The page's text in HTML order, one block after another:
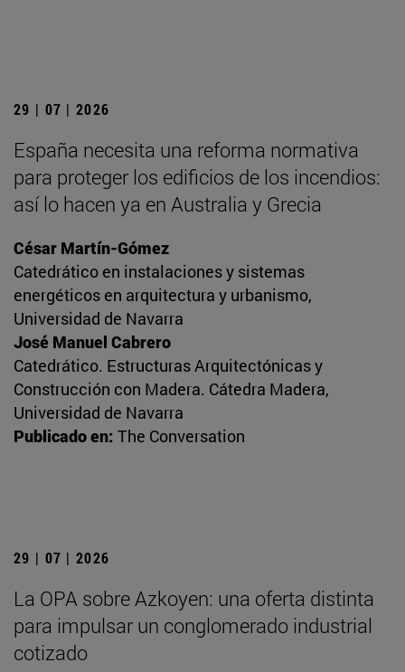
29 | 07 | 2026
España necesita una reforma normativa
para proteger los edificios de los incendios:
así lo hacen ya en Australia y Grecia
César Martín-Gómez
Catedrático en instalaciones y sistemas
energéticos en arquitectura y urbanismo,
Universidad de Navarra
José Manuel Cabrero
Catedrático. Estructuras Arquitectónicas y
Construcción con Madera. Cátedra Madera,
Universidad de Navarra
Publicado en: The Conversation
29 | 07 | 2026
La OPA sobre Azkoyen: una oferta distinta
para impulsar un conglomerado industrial
cotizado